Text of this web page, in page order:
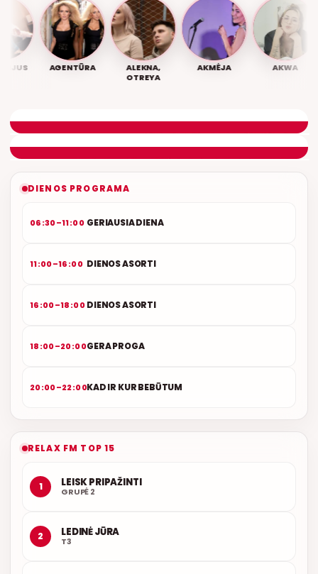
AGENTŪRA
ALEKNA,
OTREYA
AKMĖJA
AKWA
DIENOS PROGRAMA
06:30–11:00 GERIAUSIA DIENA
11:00–16:00 DIENOS ASORTI
16:00–18:00DIENOS ASORTI
18:00–20:00GERA PROGA
20:00–22:00KAD IR KUR BEBŪTUM
RELAX FM TOP 15
1 LEISK PRIPAŽINTI
GRUPĖ 2
2 LEDINĖ JŪRA
T3